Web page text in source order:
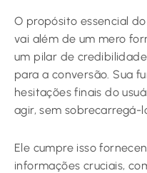
O propósito essencial
vai além de um mero
um pilar de
para a conversão. Sua
hesitações finais do
agir, sem sobrecarregá-
Ele cumpre isso
informações cruciais,